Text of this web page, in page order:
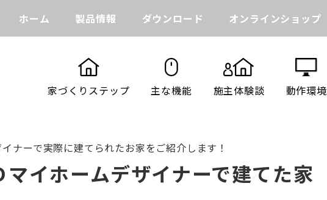
ホーム 製品情報 ダウンロード オンラインショップ
家づくりステップ 主な機能 施主体験談 動作環境
ナーで実際に建てられたお家をご紹介します！
マイホームデザイナーで建てた家